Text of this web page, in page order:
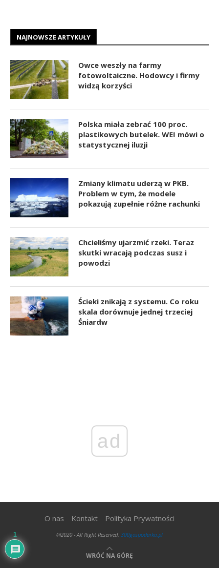
NAJNOWSZE ARTYKUŁY
Owce weszły na farmy
fotowoltaiczne. Hodowcy i firmy
widzą korzyści
Polska miała zebrać 100 proc.
plastikowych butelek. WEI mówi o
statystycznej iluzji
Zmiany klimatu uderzą w PKB.
Problem w tym, że modele
pokazują zupełnie różne rachunki
Chcieliśmy ujarzmić rzeki. Teraz
skutki wracają podczas susz i
powodzi
Ścieki znikają z systemu. Co roku
skala dorównuje jednej trzeciej
Śniardw
ad
O nas Kontakt Polityka Prywatności
@2020 - All Right Reserved. 300gospodarka.pl
WRÓĆ NA GÓRĘ
1